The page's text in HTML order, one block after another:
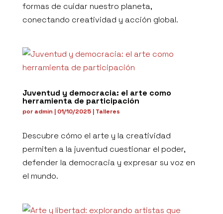
formas de cuidar nuestro planeta,
conectando creatividad y acción global.
Juventud y democracia: el arte como
herramienta de participación
por admin | 01/10/2025| Talleres
Descubre cómo el arte y la creatividad
permiten a la juventud cuestionar el poder,
defender la democracia y expresar su voz en
el mundo.